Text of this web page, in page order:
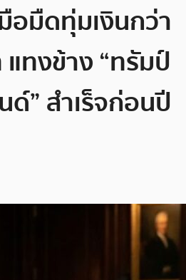
อมืดทุ่มเงินกว่า
ทงข้าง “ทรัมป์
ด์” สำเร็จก่อนปี